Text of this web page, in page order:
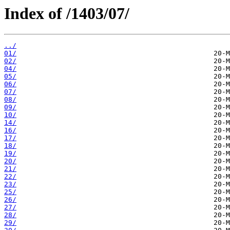
Index of /1403/07/
../
01/
02/
04/
05/
06/
07/
08/
09/
10/
14/
16/
17/
18/
19/
20/
21/
22/
23/
25/
26/
27/
28/
29/